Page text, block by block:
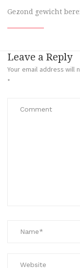
Gezond gewicht
Leave a Reply
Your email address will
*